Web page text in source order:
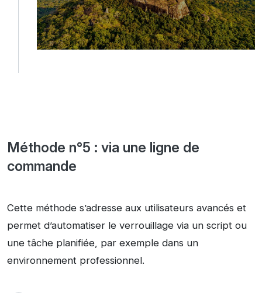
Méthode n°5 : via une ligne de
commande
Cette méthode s’adresse aux utilisateurs avancés et
permet d’automatiser le verrouillage via un script ou
une tâche planifiée, par exemple dans un
environnement professionnel.